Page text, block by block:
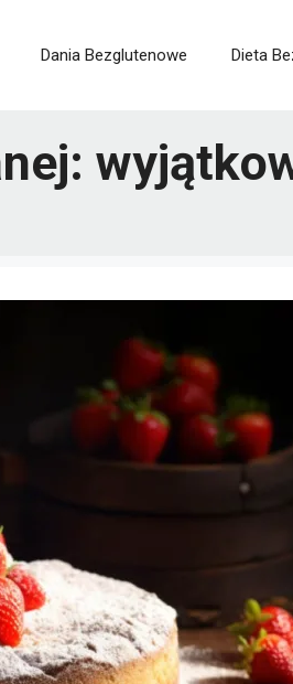
Dania Bezglutenowe Dieta